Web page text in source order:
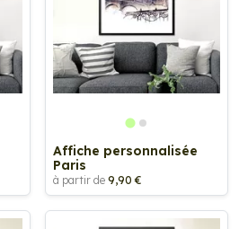
Affiche personnalisée
Paris
à partir de 9,90 €